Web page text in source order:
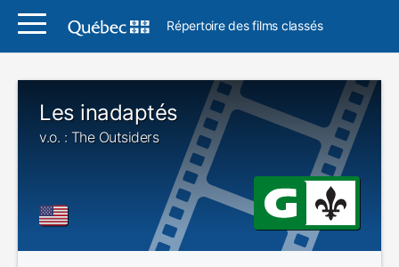
Répertoire des films classés
Les inadaptés
v.o. : The Outsiders